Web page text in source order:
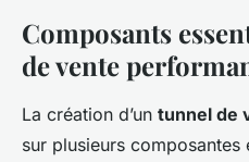
Composants
de vente
La création d’un tunnel de
sur plusieurs composantes